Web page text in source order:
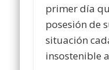
primer día
posesión de
situación
insostenible